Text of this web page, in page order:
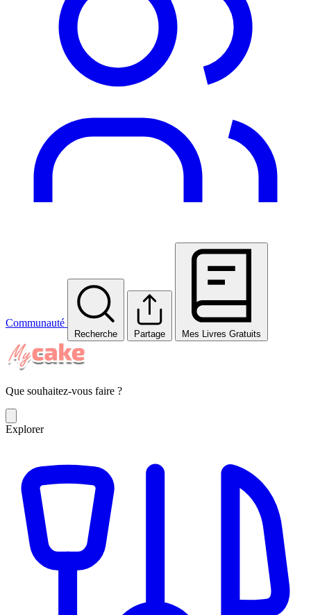
Communauté
Recherche Partage Mes Livres Gratuits
Que souhaitez-vous faire ?
Explorer